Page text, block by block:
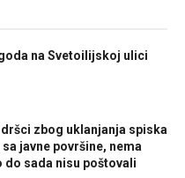
na Svetoilijskoj ulici
zbog uklanjanja spiska
javne površine, nema
do sada nisu poštovali